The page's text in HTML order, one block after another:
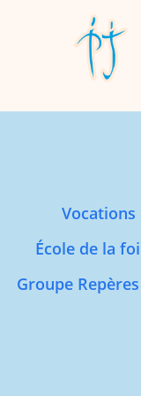
Vocations
École de la foi
Groupe Repères